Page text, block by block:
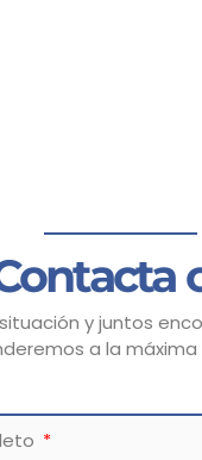
y juntos
a la